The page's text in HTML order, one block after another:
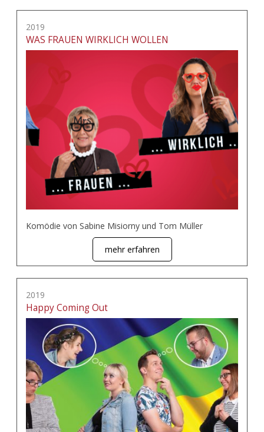
2019
WAS FRAUEN WIRKLICH WOLLEN
Komödie von Sabine Misiorny und Tom Müller
mehr erfahren
2019
Happy Coming Out